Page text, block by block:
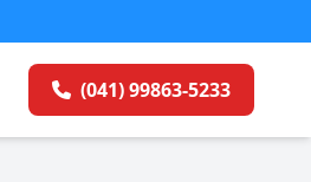
(041) 99863-5233